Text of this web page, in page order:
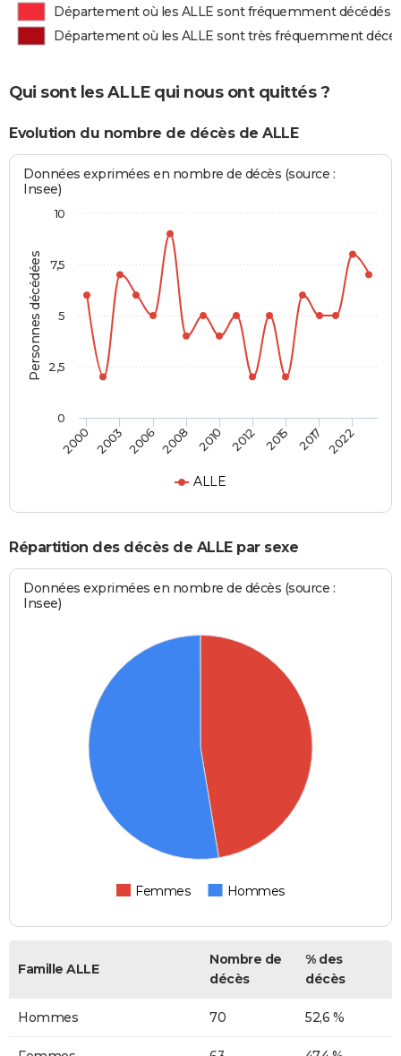
Département où les ALLE sont fréquemment décédés
Département où les ALLE sont très fréquemment
Qui sont les ALLE qui nous ont quittés ?
Evolution du nombre de décès de ALLE
Personnes décédées
Données exprimées en nombre de décès (source :
Insee)
ALLE
2000 2003 2006 2008 2010 2012 2015 2017 2022
0
10
2,5
5
7,5
Répartition des décès de ALLE par sexe
Données exprimées en nombre de décès (source :
Insee)
Femmes Hommes
Famille ALLE
Nombre de
décès
% des
décès
Hommes 70 52,6 %